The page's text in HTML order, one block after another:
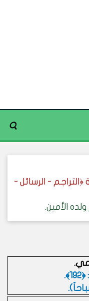
﴿التراجم - الرسائل -
الأمين.
.